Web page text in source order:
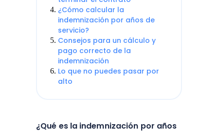
¿Cómo calcular la
indemnización por años de
servicio?
Consejos para un cálculo y
pago correcto de la
indemnización
Lo que no puedes pasar por
alto
¿Qué es la indemnización por años